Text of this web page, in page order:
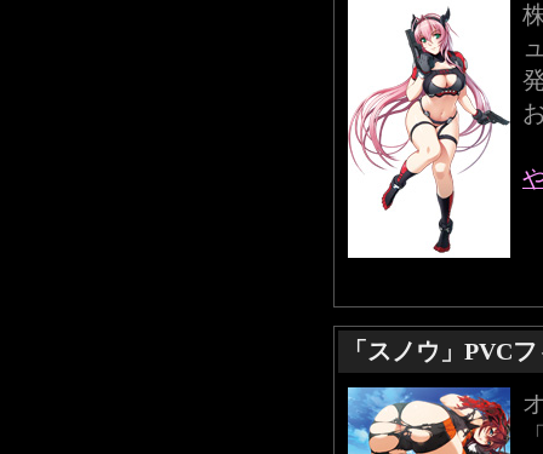
「スノウ」PVC